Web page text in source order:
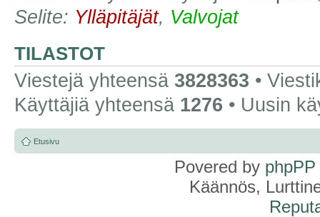
Selite: Ylläpitäjät, Valvojat
TILASTOT
Viestejä yhteensä 3828363 •
Käyttäjiä yhteensä 1276 • Uusin
Etusivu
Povered by phpPP
Käännös,